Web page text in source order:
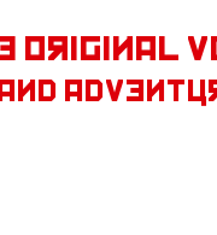
Original